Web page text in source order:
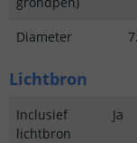
Diameter
Lichtbron
Inclusief
lichtbron
Ja